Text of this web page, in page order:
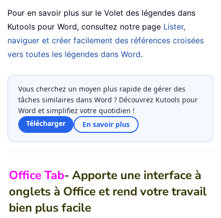
Pour en savoir plus sur le Volet des légendes dans
Kutools pour Word, consultez notre page Lister,
naviguer et créer facilement des références croisées
vers toutes les légendes dans Word.
Vous cherchez un moyen plus rapide de gérer des
tâches similaires dans Word ? Découvrez Kutools pour
Word et simplifiez votre quotidien !
Télécharger
En savoir plus
Office Tab- Apporte une interface à
onglets à Office et rend votre travail
bien plus facile